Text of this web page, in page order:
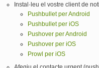
Instal·leu el vostre client de
Pushbullet per Android
Pushbullet per iOS
Pushover per Android
Pushover per iOS
Prowl per iOS